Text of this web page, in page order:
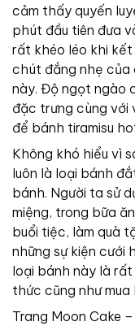
cảm thấy quyến
phút đầu tiên đưa
rất khéo léo khi
chút đắng nhẹ của
này. Độ ngọt ngào
đặc trưng cùng với
để bánh tiramisu
Không khó hiểu vì
luôn là loại bánh
bánh. Người ta sử
miệng, trong bữa
buổi tiệc, làm quà
những sự kiện cưới
loại bánh này là
thức cũng như mua
Trang Moon Cake